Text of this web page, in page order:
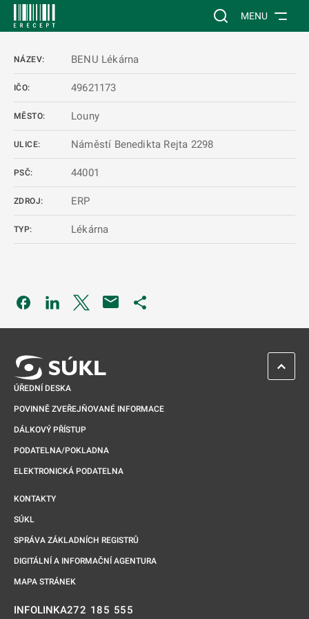
Vyhledávání na
MENU
NÁZEV: BENU Lékárna
IČO: 49621173
MĚSTO: Louny
ULICE: Náměstí Benedikta Rejta 2298
PSČ: 44001
ZDROJ: ERP
TYP: Lékárna
Odkaz se otevře na nové kartě
Odkaz se otevře na nové kartě
Odkaz se otevře na nové kartě
ÚŘEDNÍ DESKA
POVINNĚ ZVEŘEJŇOVANÉ INFORMACE
DÁLKOVÝ PŘÍSTUP
PODATELNA/POKLADNA
ELEKTRONICKÁ PODATELNA
KONTAKTY
SÚKL
SPRÁVA ZÁKLADNÍCH REGISTRŮ
DIGITÁLNÍ A INFORMAČNÍ AGENTURA
MAPA STRÁNEK
INFOLINKA272 185 555
ZPĚT